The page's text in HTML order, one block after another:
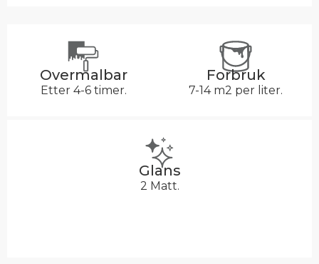
Overmalbar
Etter 4-6 timer.
Forbruk
7-14 m2 per liter.
Glans
2 Matt.